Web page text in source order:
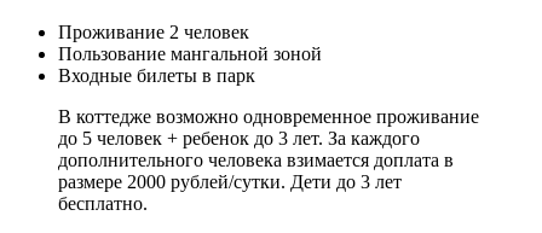
Проживание 2 человек
Пользование мангальной зоной
Входные билеты в парк
В коттедже возможно одновременное проживание
до 5 человек + ребенок до 3 лет. За каждого
дополнительного человека взимается доплата в
размере 2000 рублей/сутки. Дети до 3 лет
бесплатно.